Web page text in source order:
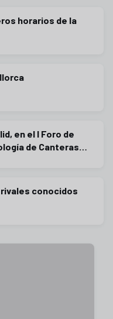
horarios de la
en el I Foro de
de Canteras
conocidos